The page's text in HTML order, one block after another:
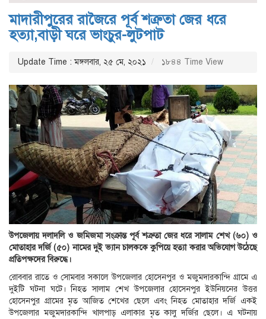
মাদারীপুরের রাজৈরে পূর্ব শত্রুতা জের ধরে
হত্যা,বাড়ী ঘরে ভাংচুর-লুটপাট
Update Time : মঙ্গলবার, ২৫ মে, ২০২১ ১৮৪৪ Time View
উপজেলায় দলাদলি ও জমিজমা সংক্রান্ত পূর্ব শত্রুতা জের ধরে সালাম শেখ (৬০) ও
মোতাহার দর্জি (৫০) নামের দুই ভ্যান চালককে কুপিয়ে হত্যা করার অভিযোগ উঠেছে
প্রতিপক্ষদের বিরুদ্ধে।
রোববার রাতে ও সোমবার সকালে উপজেলার হোসেনপুর ও মজুমদারকান্দি গ্রামে এ
দুইটি ঘটনা ঘটে। নিহত সালাম শেখ উপজেলার হোসেনপুর ইউনিয়নের উত্তর
হোসেনপুর গ্রামের মৃত আজিত শেখের ছেলে এবং নিহত মোতাহার দর্জি একই
উপজেলার মজুমদারকান্দি খালপাড় এলাকার মৃত কালু দর্জির ছেলে। এ ঘটনায়